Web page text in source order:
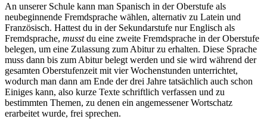
An unserer Schule kann man Spanisch in der Oberstufe als
neubeginnende Fremdsprache wählen, alternativ zu Latein und
Französisch. Hattest du in der Sekundarstufe nur Englisch als
Fremdsprache, musstdu eine zweite Fremdsprache in der Oberstufe
belegen, um eine Zulassung zum Abitur zu erhalten. Diese Sprache
muss dann bis zum Abitur belegt werden und sie wird während der
gesamten Oberstufenzeit mit vier Wochenstunden unterrichtet,
wodurch man dann am Ende der drei Jahre tatsächlich auch schon
Einiges kann, also kurze Texte schriftlich verfassen und zu
bestimmten Themen, zu denen ein angemessener Wortschatz
erarbeitet wurde, frei sprechen.